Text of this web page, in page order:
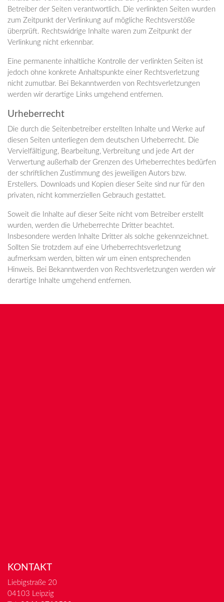
Betreiber der Seiten verantwortlich. Die verlinkten Seiten wurden
zum Zeitpunkt der Verlinkung auf mögliche Rechtsverstöße
überprüft. Rechtswidrige Inhalte waren zum Zeitpunkt der
Verlinkung nicht erkennbar.
Eine permanente inhaltliche Kontrolle der verlinkten Seiten ist
jedoch ohne konkrete Anhaltspunkte einer Rechtsverletzung
nicht zumutbar. Bei Bekanntwerden von Rechtsverletzungen
werden wir derartige Links umgehend entfernen.
Urheberrecht
Die durch die Seitenbetreiber erstellten Inhalte und Werke auf
diesen Seiten unterliegen dem deutschen Urheberrecht. Die
Vervielfältigung, Bearbeitung, Verbreitung und jede Art der
Verwertung außerhalb der Grenzen des Urheberrechtes bedürfen
der schriftlichen Zustimmung des jeweiligen Autors bzw.
Erstellers. Downloads und Kopien dieser Seite sind nur für den
privaten, nicht kommerziellen Gebrauch gestattet.
Soweit die Inhalte auf dieser Seite nicht vom Betreiber erstellt
wurden, werden die Urheberrechte Dritter beachtet.
Insbesondere werden Inhalte Dritter als solche gekennzeichnet.
Sollten Sie trotzdem auf eine Urheberrechtsverletzung
aufmerksam werden, bitten wir um einen entsprechenden
Hinweis. Bei Bekanntwerden von Rechtsverletzungen werden wir
derartige Inhalte umgehend entfernen.
KONTAKT
Liebigstraße 20
04103 Leipzig